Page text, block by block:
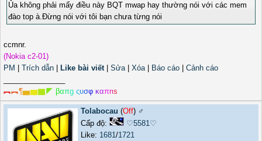
Ủa không phải mấy điều này BQT mwap hay thường nói với các mem
đào top à.Đừng nói với tôi bạn chưa từng nói
ccmnr.
(Nokia c2-01)
PM
Trích dẫn Like bài viết| Sửa| Xóa| Báo cáo
Cảnh cáo
︻︻¶▅▆▇◤ βαπg ςυσφ καπrιs
Tolabocau (Off) ♂️
Cấp độ:
♡5581♡
Like: 1681/1721